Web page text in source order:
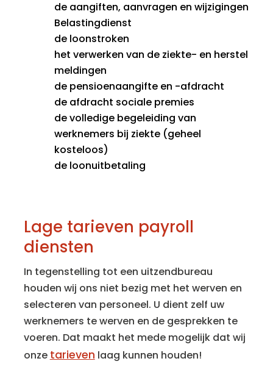
de aangiften, aanvragen en wijzigingen
Belastingdienst
de loonstroken
het verwerken van de ziekte- en herstel
meldingen
de pensioenaangifte en -afdracht
de afdracht sociale premies
de volledige begeleiding van
werknemers bij ziekte (geheel
kosteloos)
de loonuitbetaling
Lage tarieven payroll
diensten
In tegenstelling tot een uitzendbureau
houden wij ons niet bezig met het werven en
selecteren van personeel. U dient zelf uw
werknemers te werven en de gesprekken te
voeren. Dat maakt het mede mogelijk dat wij
onze tarieven laag kunnen houden!